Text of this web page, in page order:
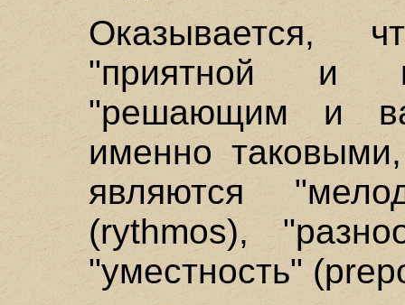
Оказывается,
"приятной и
"решающим и
именно
являются
(rythmos),
"уместность"